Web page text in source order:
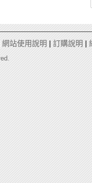
網站使用說明|訂購說明|